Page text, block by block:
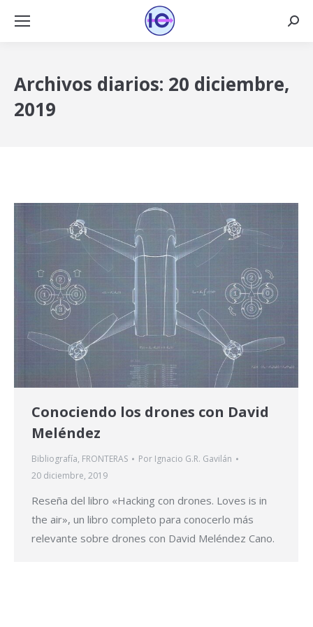
Archivos diarios: 20 diciembre,
2019
Conociendo los drones con David
Meléndez
Bibliografía, FRONTERAS Por Ignacio G.R. Gavilán
20 diciembre, 2019
Reseña del libro «Hacking con drones. Loves is in
the air», un libro completo para conocerlo más
relevante sobre drones con David Meléndez Cano.